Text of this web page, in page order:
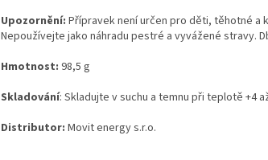
Upozornění: Přípravek není určen pro děti, těhotné a
Nepoužívejte jako náhradu pestré a vyvážené stravy.
Hmotnost: 98,5 g
Skladování: Skladujte v suchu a temnu při teplotě +4
Distributor: Movit energy s.r.o.